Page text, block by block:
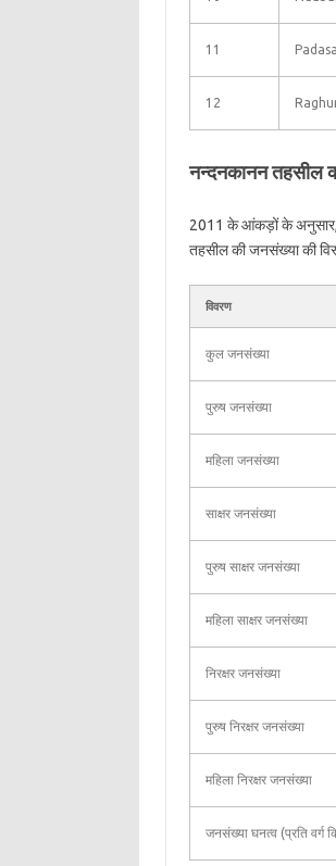
11
12
नन्दनकानन
2011 के आंकड़ों के अनुसार,
तहसील की जनसंख्या की
विवरण
कुल जनसंख्या
पुरुष जनसंख्या
महिला जनसंख्या
साक्षर जनसंख्या
पुरुष साक्षर जनसंख्या
महिला साक्षर जनसंख्या
निरक्षर जनसंख्या
पुरुष निरक्षर जनसंख्या
महिला निरक्षर जनसंख्या
जनसंख्या घनत्व (प्रति वर्ग